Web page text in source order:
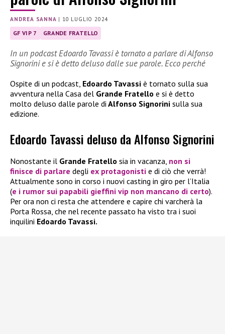
ANDREA SANNA | 10 LUGLIO 2024
GF VIP 7 GRANDE FRATELLO
In un podcast Edoardo Tavassi è tornato a parlare di Alfonso
Signorini e si è detto deluso dalle sue parole. Ecco perché
Ospite di un podcast, Edoardo Tavassi è tornato sulla sua
avventura nella Casa del Grande Fratello e si è detto
molto deluso dalle parole di Alfonso Signorini sulla sua
edizione.
Edoardo Tavassi deluso da Alfonso Signorini
Nonostante il Grande Fratello sia in vacanza, non si
finisce di parlare degli ex protagonisti e di ciò che verrà!
Attualmente sono in corso i nuovi casting in giro per l’Italia
(e i rumor sui papabili gieffini vip non mancano di certo).
Per ora non ci resta che attendere e capire chi varcherà la
Porta Rossa, che nel recente passato ha visto tra i suoi
inquilini Edoardo Tavassi.